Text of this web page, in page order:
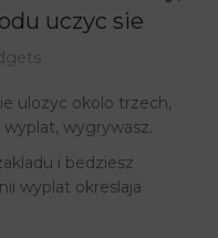
uczyc sie
ulozyc okolo trzech,
wygrywasz.
i bedziesz
wyplat okreslaja